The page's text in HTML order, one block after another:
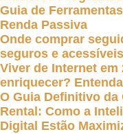
Guia de
Renda Passiva
Onde comprar
seguros e acessíveis
Viver de Internet
enriquecer?
O Guia Definitivo
Rental: Como a
Digital Estão